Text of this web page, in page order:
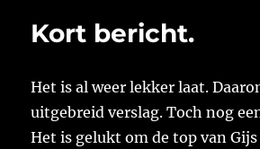
Kort bericht.
Het is al weer lekker laat.
uitgebreid verslag. Toch nog
Het is gelukt om de top van